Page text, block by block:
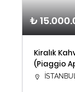
₺
Kiralık
(Piaggio